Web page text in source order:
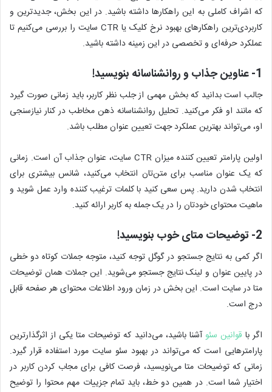
که اشراف کاملی به این راهکارها داشته باشید. در این بخش، جدیدترین و
کاربردی‌ترین راهکارهای بهبود نرخ کلیک یا CTR سایت را بررسی می‌کنیم تا
عملکرد حرفه‌ای و تخصصی در این زمینه داشته باشید.
1- عناوین جذاب و روانشناسانه بنویسید!
جالب است بدانید که بخش مهمی از جلب نظر کاربر، باید زمانی صورت گیرد
که مانند او فکر می‌کنید. تحلیل روانشناسانه ذهن مخاطب در کنار نیازسنجی
او، می‌تواند بهترین عملکرد جهت تعیین عنوان مطلب باشد.
اولین پارامتر تعیین کننده میزان CTR سایت، عنوان جذاب آن است. زمانی
که یک عنوان مناسب برای متن‌تان انتخاب می‌کنید، شانس بیشتری برای
انتخاب شدن دارید. پس سعی کنید با کلمات ترغیب کننده وارد عمل شوید و
ماهیت محتوای خودتان را در یک جمله به کاربر ارائه کنید.
2- توضیحات متای خوب بنویسید!
اگر کمی به نتایج جستجو در گوگل توجه کنید، متوجه جملات کوتاه دو خطی
در پایین عنوان و لینک نتایج جستجو می‌شوید. این جملات همان توضیحات
متا در سایت است. این بخش در زمان ورود اطلاعات محتوای هر صفحه قابل
درج است.
اگر با قوانین سئوآشنا باشید، می‌دانید که توضیحات متا یکی از اثرگذارترین
پارامترهایی است که می‌تواند در بهبود سئو سایت مورد استفاده قرار گیرد.
زمانی که توضیحات متا می‌نویسید، فرصت کافی برای مجاب کردن کاربر در
اختیار شما است. در همین دو خط، باید تمام جزییات مهم محتوا را توضیح